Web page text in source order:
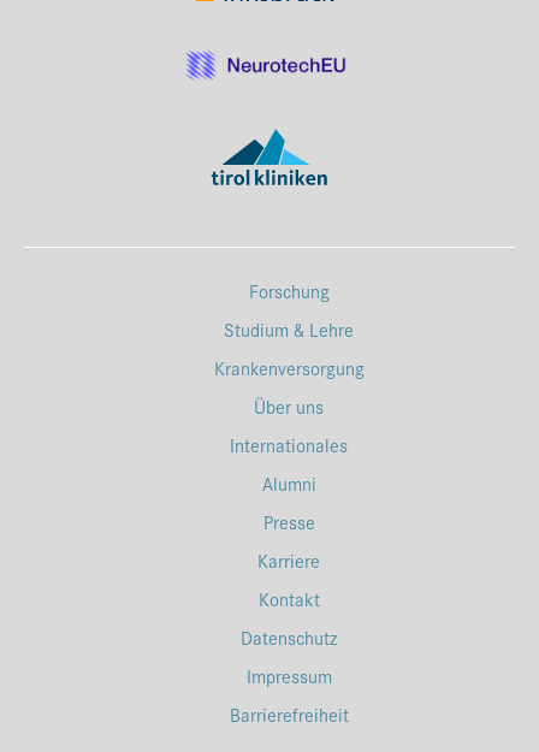
Forschung
Studium & Lehre
Krankenversorgung
Über uns
Internationales
Alumni
Presse
Karriere
Kontakt
Datenschutz
Impressum
Barrierefreiheit